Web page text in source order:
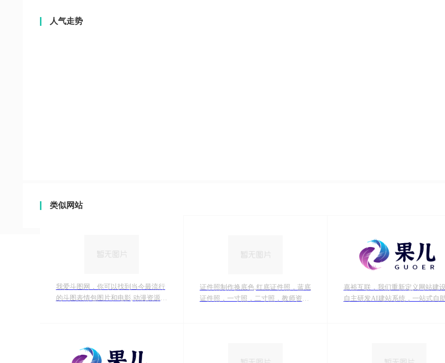
人气走势
类似网站
我爱斗图网，你可以找到当今最流行
的斗图表情包图片和电影,动漫资源。
证件照制作换底色,红底证件照，蓝底
证件照，一寸照，二寸照，教师资格
嘉裕互联，我们重新定义网站建设
自主研发AI建站系统，一站式自